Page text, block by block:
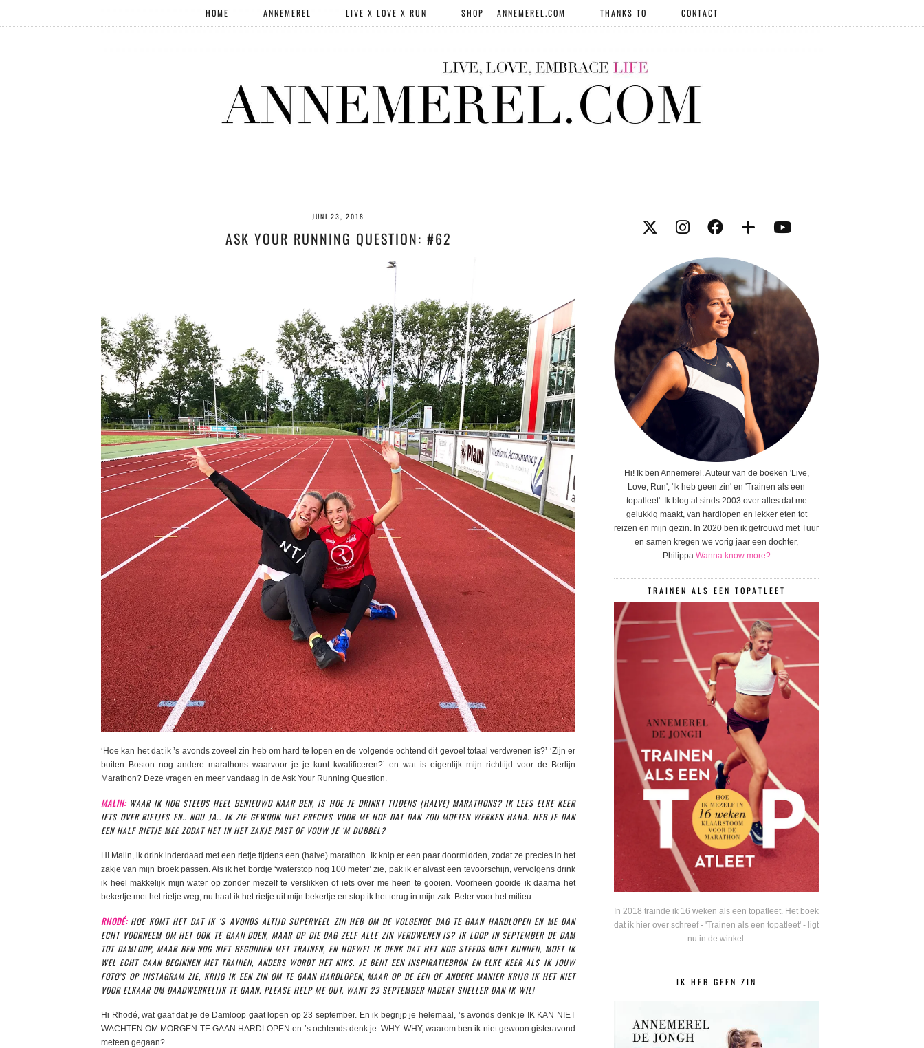
HOME ANNEMEREL LIVE X LOVE X RUN SHOP – ANNEMEREL.COM THANKS TO CONTACT
JUNI 23, 2018
ASK YOUR RUNNING QUESTION: #62
‘Hoe kan het dat ik ’s avonds zoveel zin heb om hard te lopen en de volgende ochtend dit gevoel totaal verdwenen is?’ ‘Zijn er
buiten Boston nog andere marathons waarvoor je je kunt kwalificeren?’ en wat is eigenlijk mijn richttijd voor de Berlijn
Marathon? Deze vragen en meer vandaag in de Ask Your Running Question.
MALIN:WAAR IK NOG STEEDS HEEL BENIEUWD NAAR BEN, IS HOE JE DRINKT TIJDENS (HALVE) MARATHONS? IK LEES ELKE KEER
IETS OVER RIETJES EN.. NOU JA… IK ZIE GEWOON NIET PRECIES VOOR ME HOE DAT DAN ZOU MOETEN WERKEN HAHA. HEB JE DAN
EEN HALF RIETJE MEE ZODAT HET IN HET ZAKJE PAST OF VOUW JE ‘M DUBBEL?
HI Malin, ik drink inderdaad met een rietje tijdens een (halve) marathon. Ik knip er een paar doormidden, zodat ze precies in het
zakje van mijn broek passen. Als ik het bordje ‘waterstop nog 100 meter’ zie, pak ik er alvast een tevoorschijn, vervolgens drink
ik heel makkelijk mijn water op zonder mezelf te verslikken of iets over me heen te gooien. Voorheen gooide ik daarna het
bekertje met het rietje weg, nu haal ik het rietje uit mijn bekertje en stop ik het terug in mijn zak. Beter voor het milieu.
RHODÉ:HOE KOMT HET DAT IK ‘S AVONDS ALTIJD SUPERVEEL ZIN HEB OM DE VOLGENDE DAG TE GAAN HARDLOPEN EN ME DAN
ECHT VOORNEEM OM HET OOK TE GAAN DOEN, MAAR OP DIE DAG ZELF ALLE ZIN VERDWENEN IS? IK LOOP IN SEPTEMBER DE DAM
TOT DAMLOOP, MAAR BEN NOG NIET BEGONNEN MET TRAINEN, EN HOEWEL IK DENK DAT HET NOG STEEDS MOET KUNNEN, MOET IK
WEL ECHT GAAN BEGINNEN MET TRAINEN, ANDERS WORDT HET NIKS. JE BENT EEN INSPIRATIEBRON EN ELKE KEER ALS IK JOUW
FOTO’S OP INSTAGRAM ZIE, KRIJG IK EEN ZIN OM TE GAAN HARDLOPEN, MAAR OP DE EEN OF ANDERE MANIER KRIJG IK HET NIET
VOOR ELKAAR OM DAADWERKELIJK TE GAAN. PLEASE HELP ME OUT, WANT 23 SEPTEMBER NADERT SNELLER DAN IK WIL!
Hi Rhodé, wat gaaf dat je de Damloop gaat lopen op 23 september. En ik begrijp je helemaal, ’s avonds denk je IK KAN NIET
WACHTEN OM MORGEN TE GAAN HARDLOPEN en ’s ochtends denk je: WHY. WHY, waarom ben ik niet gewoon gisteravond
meteen gegaan?
Hi! Ik ben Annemerel. Auteur van de boeken 'Live,
Love, Run', 'Ik heb geen zin' en 'Trainen als een
topatleet'. Ik blog al sinds 2003 over alles dat me
gelukkig maakt, van hardlopen en lekker eten tot
reizen en mijn gezin. In 2020 ben ik getrouwd met Tuur
en samen kregen we vorig jaar een dochter,
Philippa.Wanna know more?
TRAINEN ALS EEN TOPATLEET
In 2018 trainde ik 16 weken als een topatleet. Het boek
dat ik hier over schreef - 'Trainen als een topatleet' - ligt
nu in de winkel.
IK HEB GEEN ZIN